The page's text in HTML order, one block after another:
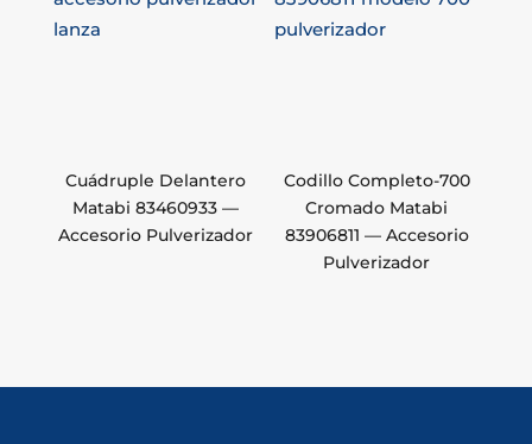
Cuádruple Delantero
Matabi 83460933 —
Accesorio Pulverizador
Codillo Completo-700
Cromado Matabi
83906811 — Accesorio
Pulverizador